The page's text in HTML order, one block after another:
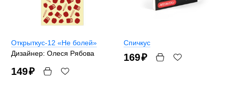
Открыткус-12 «Не болей»
Дизайнер: Олеся Рябова
149₽
Спичкус
169₽